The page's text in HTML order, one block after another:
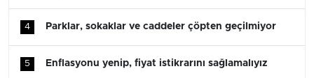
4 Parklar, sokaklar ve caddeler çöpten geçilmiyor
5 Enflasyonu yenip, fiyat istikrarını sağlamalıyız